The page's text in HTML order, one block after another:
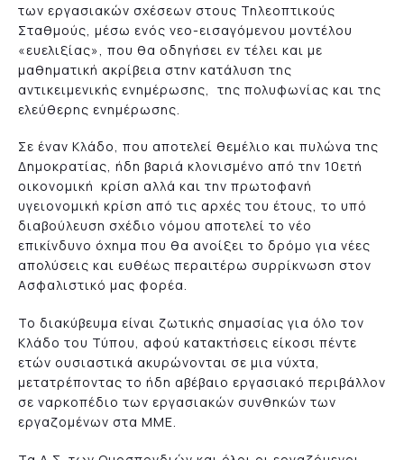
των εργασιακών σχέσεων στους Τηλεοπτικούς
Σταθμούς, μέσω ενός νεο-εισαγόμενου μοντέλου
«ευελιξίας», που θα οδηγήσει εν τέλει και με
μαθηματική ακρίβεια στην κατάλυση της
αντικειμενικής ενημέρωσης, της πολυφωνίας και της
ελεύθερης ενημέρωσης.
Σε έναν Κλάδο, που αποτελεί θεμέλιο και πυλώνα της
Δημοκρατίας, ήδη βαριά κλονισμένο από την 10ετή
οικονομική κρίση αλλά και την πρωτοφανή
υγειονομική κρίση από τις αρχές του έτους, το υπό
διαβούλευση σχέδιο νόμου αποτελεί το νέο
επικίνδυνο όχημα που θα ανοίξει το δρόμο για νέες
απολύσεις και ευθέως περαιτέρω συρρίκνωση στον
Ασφαλιστικό μας φορέα.
Το διακύβευμα είναι ζωτικής σημασίας για όλο τον
Κλάδο του Τύπου, αφού κατακτήσεις είκοσι πέντε
ετών ουσιαστικά ακυρώνονται σε μια νύχτα,
μετατρέποντας το ήδη αβέβαιο εργασιακό περιβάλλον
σε ναρκοπέδιο των εργασιακών συνθηκών των
εργαζομένων στα ΜΜΕ.